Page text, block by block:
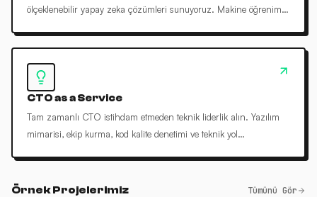
ölçeklenebilir yapay zeka çözümleri sunuyoruz. Makine öğrenimi,
CTO as a Service
Tam zamanlı CTO istihdam etmeden teknik liderlik alın. Yazılım
mimarisi, ekip kurma, kod kalite denetimi ve teknik yol
Örnek Projelerimiz Tümünü Gör